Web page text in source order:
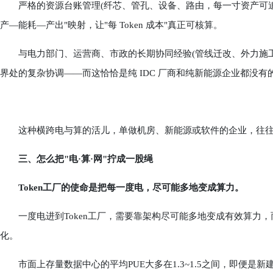
严格的资源台账管理(纤芯、管孔、设备、路由，每一寸资产可
产—能耗—产出"映射，让"每 Token 成本"真正可核算。
与电力部门、运营商、市政的长期协同经验(管线迁改、外力施
界处的复杂协调——而这恰恰是纯 IDC 厂商和纯新能源企业都没有
这种横跨电与算的活儿，单做机房、新能源或软件的企业，往
三、怎么把"电·算·网"拧成一股绳
Token工厂的使命是把每一度电，尽可能多地变成算力。
一度电进到Token工厂，需要靠架构尽可能多地变成有效算力，
化。
市面上存量数据中心的平均PUE大多在1.3~1.5之间，即便是新